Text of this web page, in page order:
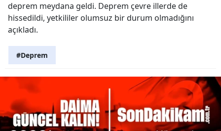
deprem meydana geldi. Deprem çevre illerde de
hissedildi, yetkililer olumsuz bir durum olmadığını
açıkladı.
#Deprem